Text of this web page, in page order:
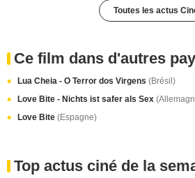
Toutes les actus
Ce film dans d'autres
Lua Cheia - O Terror dos Virgens (Brésil)
Love Bite - Nichts ist safer als Sex
Love Bite (Espagne)
Top actus ciné de la